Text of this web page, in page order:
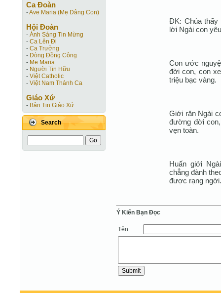
Ca Ðoàn
-Ave Maria (Mẹ Dâng Con)
Hội Ðoàn
- Ánh Sáng Tin Mừng
- Ca Lên Đi
- Ca Trưởng
- Dòng Đồng Công
- Mẹ Maria
- Người Tin Hữu
- Việt Catholic
- Việt Nam Thánh Ca
Giáo Xứ
- Bản Tin Giáo Xứ
Search
ĐK: Chúa thấy
lời Ngài con
Con ước
đời con, con
triệu bạc vàng.
Giới răn Ngài
đường đời
vẹn toàn.
Huấn giới
chẳng đành
được rạng ngời.
Ý Kiến Bạn Ðọc
Tên